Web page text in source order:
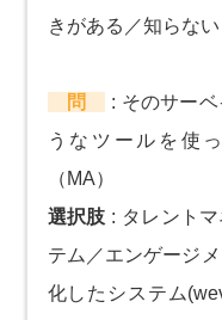
きがある／知らな
問 : そのサー
うなツールを使
（MA）
選択肢 : タレント
テム／エンゲージ
化したシステム